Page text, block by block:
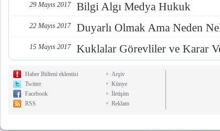
29 Mayıs 2017 Bilgi Algı Medya Hukuk
22 Mayıs 2017 Duyarlı Olmak Ama Neden
15 Mayıs 2017 Kuklalar Görevliler ve Karar
Haber Bülteni eklentisi
Twitter
Facebook
RSS
Arşiv
Künye
İletişim
Reklam